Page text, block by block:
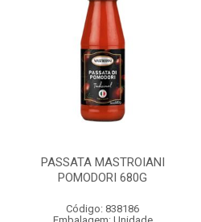
PASSATA MASTROIANI
POMODORI 680G
Código: 838186